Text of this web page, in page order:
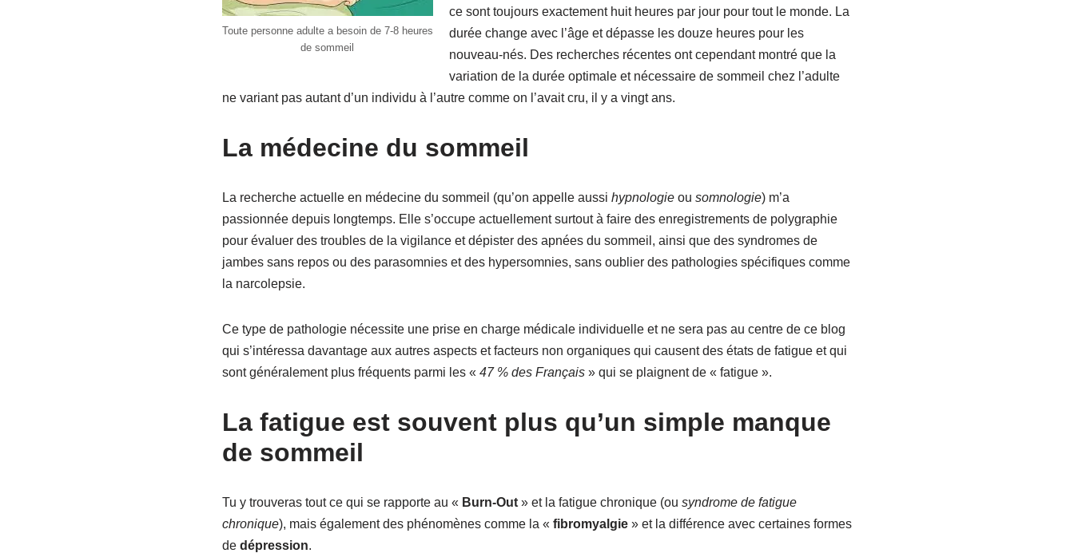
Toute personne adulte a besoin de 7-8 heures
de sommeil
ce sont toujours exactement huit heures par jour pour tout le monde. La
durée change avec l’âge et dépasse les douze heures pour les
nouveau-nés. Des recherches récentes ont cependant montré que la
variation de la durée optimale et nécessaire de sommeil chez l’adulte
ne variant pas autant d’un individu à l’autre comme on l’avait cru, il y a vingt ans.
La médecine du sommeil
La recherche actuelle en médecine du sommeil (qu’on appelle aussi hypnologieou somnologie) m’a
passionnée depuis longtemps. Elle s’occupe actuellement surtout à faire des enregistrements de polygraphie
pour évaluer des troubles de la vigilance et dépister des apnées du sommeil, ainsi que des syndromes de
jambes sans repos ou des parasomnies et des hypersomnies, sans oublier des pathologies spécifiques comme
la narcolepsie.
Ce type de pathologie nécessite une prise en charge médicale individuelle et ne sera pas au centre de ce blog
qui s’intéressa davantage aux autres aspects et facteurs non organiques qui causent des états de fatigue et qui
sont généralement plus fréquents parmi les « 47 % des Français» qui se plaignent de « fatigue ».
La fatigue est souvent plus qu’un simple manque
de sommeil
Tu y trouveras tout ce qui se rapporte au « Burn-Out» et la fatigue chronique (ou syndrome de fatigue
chronique), mais également des phénomènes comme la « fibromyalgie» et la différence avec certaines formes
de dépression.